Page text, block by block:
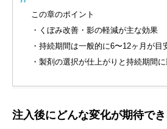
この章のポイント
・くぼみ改善・影の軽減が主な効果
・持続期間は一般的に6〜12ヶ月が目
・製剤の選択が仕上がりと持続期間
注入後にどんな変化が期待で